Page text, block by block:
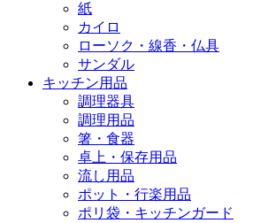
紙
カイロ
ローソク・線香・仏具
サンダル
キッチン用品
調理器具
調理用品
箸・食器
卓上・保存用品
流し用品
ポット・行楽用品
ポリ袋・キッチンガード